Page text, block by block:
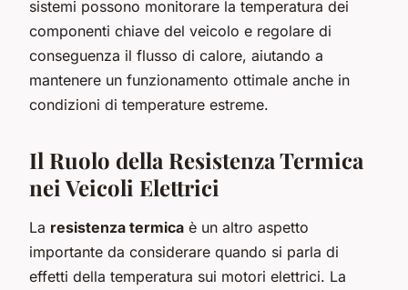
sistemi possono monitorare la temperatura dei
componenti chiave del veicolo e regolare di
conseguenza il flusso di calore, aiutando a
mantenere un funzionamento ottimale anche in
condizioni di temperature estreme.
Il Ruolo della Resistenza Termica
nei Veicoli Elettrici
La resistenza termica è un altro aspetto
importante da considerare quando si parla di
effetti della temperatura sui motori elettrici. La